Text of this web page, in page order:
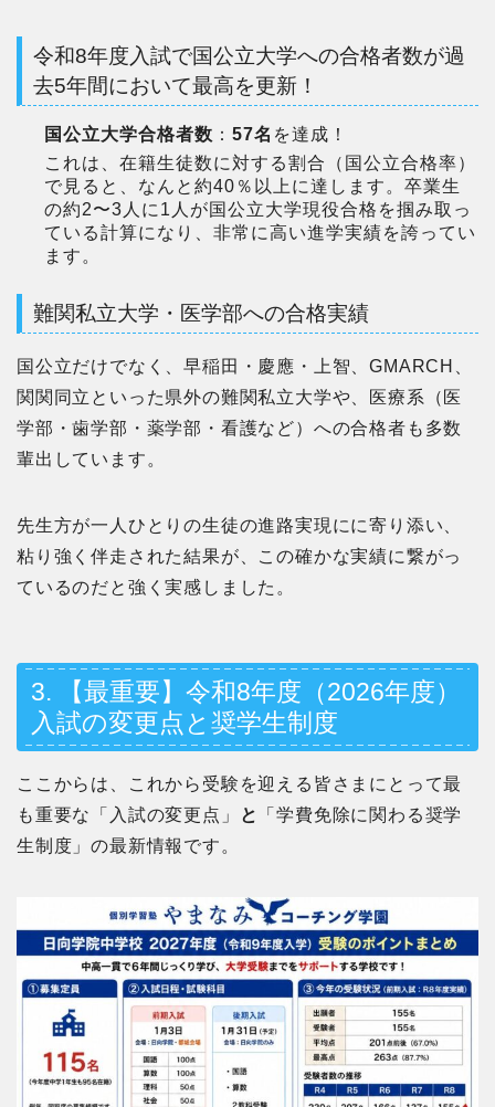
令和8年度入試で国公立大学への合格者数が過
去5年間において最高を更新！
国公立大学合格者数 ： 57名 を達成！
これは、在籍生徒数に対する割合（国公立合格率）
で見ると、なんと約40％以上に達します。卒業生
の約2〜3人に1人が国公立大学現役合格を掴み取っ
ている計算になり、非常に高い進学実績を誇ってい
ます。
難関私立大学・医学部への合格実績
国公立だけでなく、早稲田・慶應・上智、GMARCH、
関関同立といった県外の難関私立大学や、医療系（医
学部・歯学部・薬学部・看護など）への合格者も多数
輩出しています。
先生方が一人ひとりの生徒の進路実現にに寄り添い、
粘り強く伴走された結果が、この確かな実績に繋がっ
ているのだと強く実感しました。
3. 【最重要】令和8年度（2026年度）
入試の変更点と奨学生制度
ここからは、これから受験を迎える皆さまにとって最
も重要な「入試の変更点」
と
「学費免除に関わる奨学
生制度」の最新情報です。